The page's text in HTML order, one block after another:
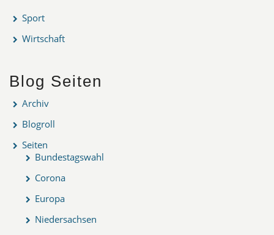
Sport
Wirtschaft
Blog Seiten
Archiv
Blogroll
Seiten
Bundestagswahl
Corona
Europa
Niedersachsen